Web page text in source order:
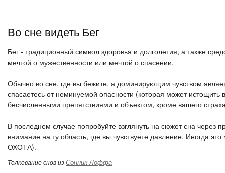
Во сне видеть Бег
Бег - традиционный символ здоровья и долголетия, а также
мечтой о мужественности или мечтой о спасении.
Обычно во сне, где вы бежите, а доминирующим чувством
спасаетесь от неминуемой опасности (которая может
бесчисленными препятствиями и объектом, кроме вашего
В последнем случае попробуйте взглянуть на сюжет сна
внимание на ту область, где вы чувствуете давление. Иногда
ОХОТА).
Толкование снов изСонник Лоффа